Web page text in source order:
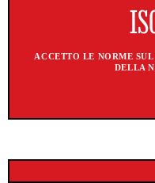
ACCETTO LE NORME
DELLA